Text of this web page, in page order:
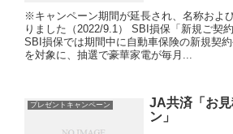
※キャンペーン期間が延長され、名称およ
りました（2022/9.1） SBI損保「新規ご契
SBI損保では期間中に自動車保険の新規契
を対象に、抽選で豪華家電が毎月...
プレゼントキャンペーン
JA共済「お
ン」